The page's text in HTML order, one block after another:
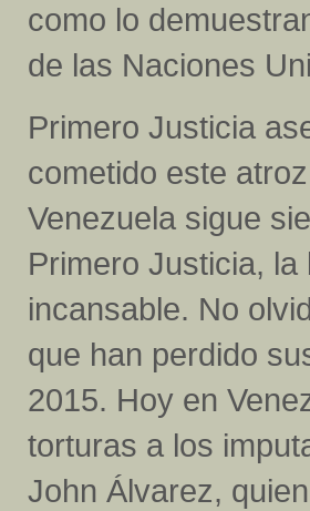
como lo
de las Naciones
Primero Justicia
cometido este
Venezuela sigue
Primero Justicia,
incansable. No
que han perdido
2015. Hoy en
torturas a los
John Álvarez,